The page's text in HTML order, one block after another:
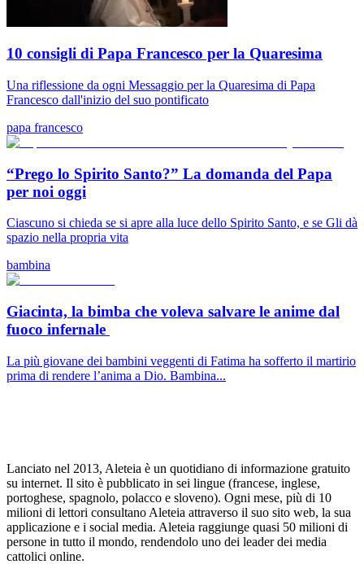
10 consigli di Papa Francesco per la Quaresima
Una riflessione da ogni Messaggio per la Quaresima di Papa
Francesco dall'inizio del suo pontificato
papa francesco
“Prego lo Spirito Santo?” La domanda del Papa
per noi oggi
Ciascuno si chieda se si apre alla luce dello Spirito Santo, e se Gli dà
spazio nella propria vita
bambina
Giacinta, la bimba che voleva salvare le anime dal
fuoco infernale
La più giovane dei bambini veggenti di Fatima ha sofferto il martirio
prima di rendere l’anima a Dio. Bambina...
Lanciato nel 2013, Aleteia è un quotidiano di informazione gratuito
su internet. Il sito è pubblicato in sei lingue (francese, inglese,
portoghese, spagnolo, polacco e sloveno). Ogni mese, più di 10
milioni di lettori consultano Aleteia attraverso il suo sito web, la sua
applicazione e i social media. Aleteia raggiunge quasi 50 milioni di
persone in tutto il mondo, rendendolo uno dei leader dei media
cattolici online.